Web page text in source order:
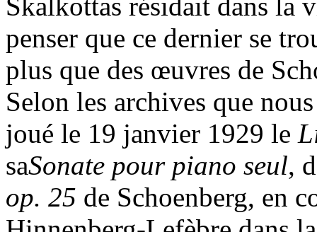
Skalkottas résidait dans la
penser que ce dernier se
plus que des œuvres de
Selon les archives que
joué le 19 janvier 1929 le
saSonate pour piano seul,
op. 25 de Schoenberg, en